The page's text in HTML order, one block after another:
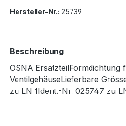
Hersteller-Nr.: 25739
Beschreibung
OSNA ErsatzteilFormdichtung f.
VentilgehäuseLieferbare
zu LN 1Ident.-Nr. 025747 zu